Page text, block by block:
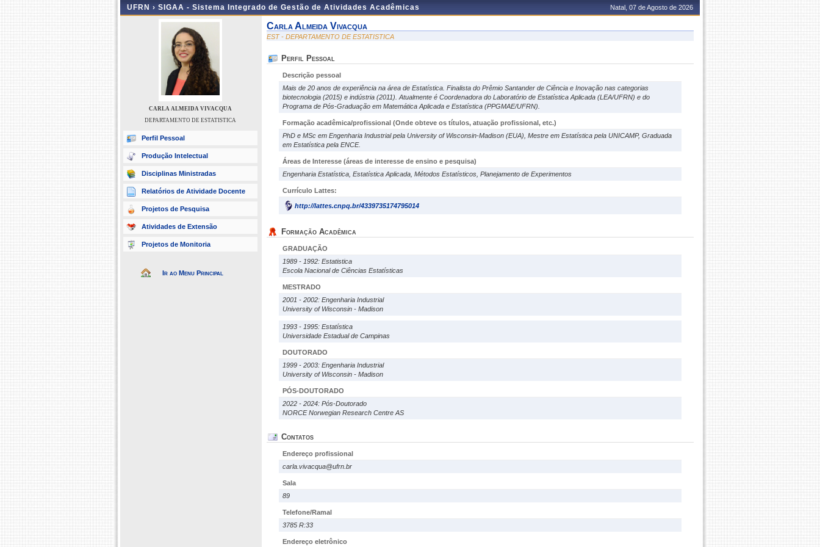
UFRN › SIGAA - Sistema Integrado de Gestão de Atividades Acadêmicas Natal, 07 de Agosto de 2026
CARLA ALMEIDA VIVACQUA
DEPARTAMENTO DE ESTATISTICA
Perfil Pessoal
Produção Intelectual
Disciplinas Ministradas
Relatórios de Atividade Docente
Projetos de Pesquisa
Atividades de Extensão
Projetos de Monitoria
Ir ao Menu Principal
Carla Almeida Vivacqua
EST - DEPARTAMENTO DE ESTATISTICA
Perfil Pessoal
Descrição pessoal
Mais de 20 anos de experiência na área de Estatística. Finalista do Prêmio Santander de Ciência e Inovação nas categorias
biotecnologia (2015) e indústria (2011). Atualmente é Coordenadora do Laboratório de Estatística Aplicada (LEA/UFRN) e do
Programa de Pós-Graduação em Matemática Aplicada e Estatística (PPGMAE/UFRN).
Formação acadêmica/profissional (Onde obteve os títulos, atuação profissional, etc.)
PhD e MSc em Engenharia Industrial pela University of Wisconsin-Madison (EUA), Mestre em Estatística pela UNICAMP, Graduada
em Estatística pela ENCE.
Áreas de Interesse (áreas de interesse de ensino e pesquisa)
Engenharia Estatística, Estatística Aplicada, Métodos Estatísticos, Planejamento de Experimentos
Currículo Lattes:
http://lattes.cnpq.br/4339735174795014
Formação Acadêmica
GRADUAÇÃO
1989 - 1992: Estatistica
Escola Nacional de Ciências Estatísticas
MESTRADO
2001 - 2002: Engenharia Industrial
University of Wisconsin - Madison
1993 - 1995: Estatística
Universidade Estadual de Campinas
DOUTORADO
1999 - 2003: Engenharia Industrial
University of Wisconsin - Madison
PÓS-DOUTORADO
2022 - 2024: Pós-Doutorado
NORCE Norwegian Research Centre AS
Contatos
Endereço profissional
carla.vivacqua@ufrn.br
Sala
89
Telefone/Ramal
3785 R:33
Endereço eletrônico